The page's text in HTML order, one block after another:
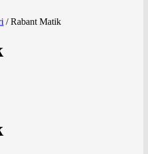
/Rabant Matik